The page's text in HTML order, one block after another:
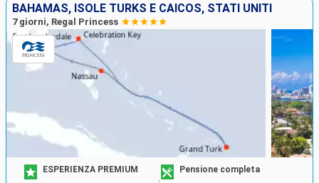
BAHAMAS, ISOLE TURKS E CAICOS, STATI UNITI
7 giorni, Regal Princess
ESPERIENZA PREMIUM Pensione completa